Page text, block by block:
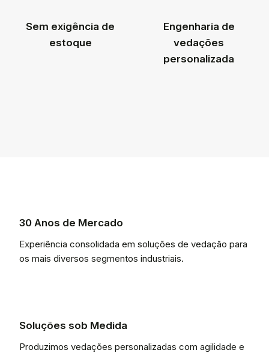
Sem exigência de
estoque
Engenharia de
vedações
personalizada
30 Anos de Mercado
Experiência consolidada em soluções de vedação para
os mais diversos segmentos industriais.
Soluções sob Medida
Produzimos vedações personalizadas com agilidade e